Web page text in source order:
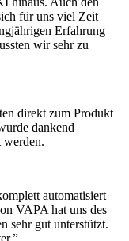
für uns viel Zeit
Erfahrung
wir sehr zu
direkt zum Produkt
dankend
werden.
automatisiert
VAPA hat uns des
sehr gut unterstützt.